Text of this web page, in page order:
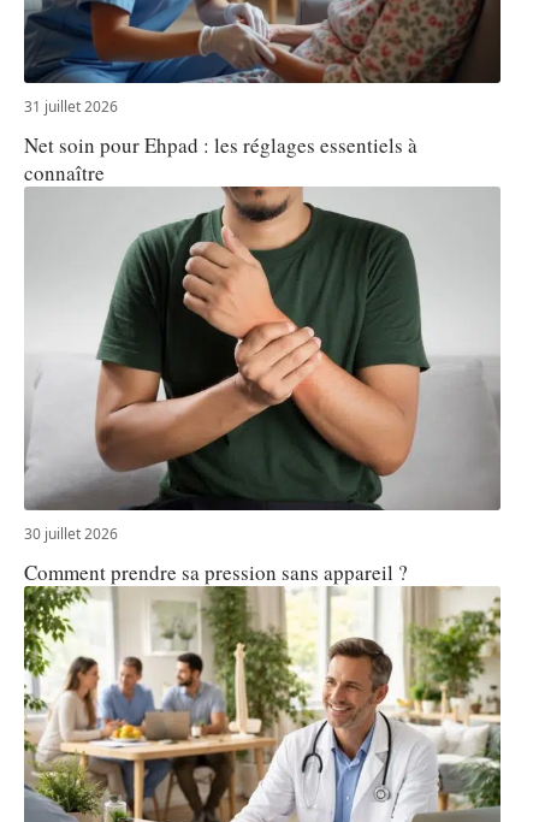
31 juillet 2026
Net soin pour Ehpad : les réglages essentiels à
connaître
30 juillet 2026
Comment prendre sa pression sans appareil ?